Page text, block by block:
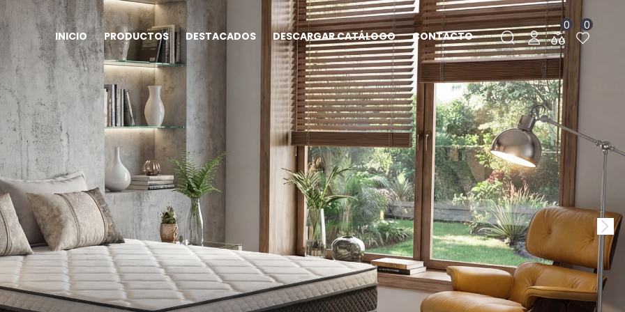
INICIO PRODUCTOS DESTACADOS DESCARGAR CATÁLOGO CONTACTO
0 0